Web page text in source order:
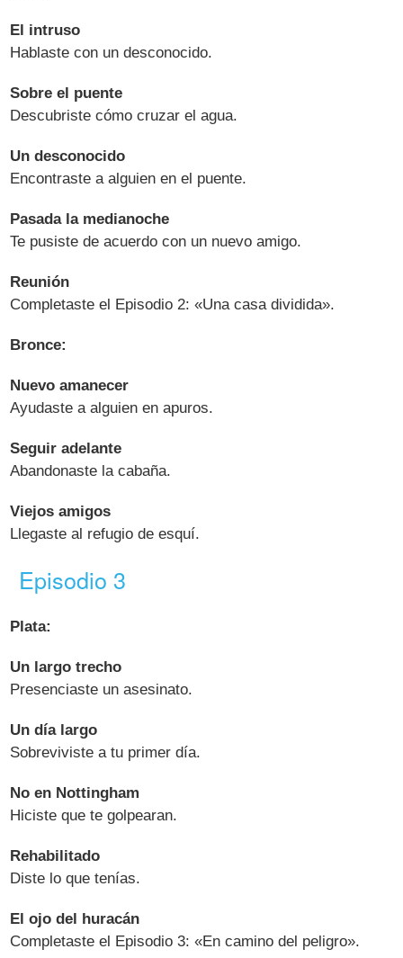
El intruso
Hablaste con un desconocido.
Sobre el puente
Descubriste cómo cruzar el agua.
Un desconocido
Encontraste a alguien en el puente.
Pasada la medianoche
Te pusiste de acuerdo con un nuevo amigo.
Reunión
Completaste el Episodio 2: «Una casa dividida».
Bronce:
Nuevo amanecer
Ayudaste a alguien en apuros.
Seguir adelante
Abandonaste la cabaña.
Viejos amigos
Llegaste al refugio de esquí.
Episodio 3
Plata:
Un largo trecho
Presenciaste un asesinato.
Un día largo
Sobreviviste a tu primer día.
No en Nottingham
Hiciste que te golpearan.
Rehabilitado
Diste lo que tenías.
El ojo del huracán
Completaste el Episodio 3: «En camino del peligro».